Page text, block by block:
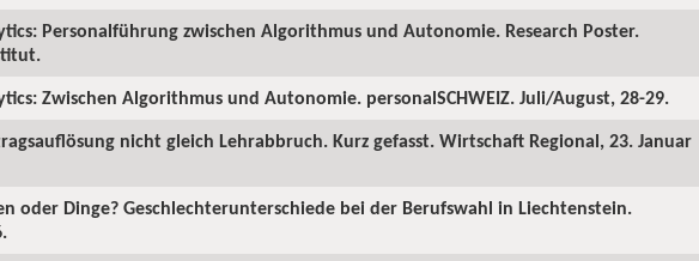
Personalführung zwischen Algorithmus und Autonomie. Research Poster.
Zwischen Algorithmus und Autonomie. personalSCHWEIZ. Juli/August, 28-29.
nicht gleich Lehrabbruch. Kurz gefasst. Wirtschaft Regional, 23. Januar
oder Dinge? Geschlechterunterschiede bei der Berufswahl in Liechtenstein.